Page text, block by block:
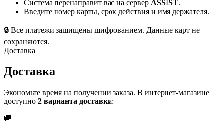
Система перенаправит вас на сервер ASSIST.
Введите номер карты, срок действия и имя держателя.
🔒 Все платежи защищены шифрованием. Данные карт не
сохраняются.
Доставка
Доставка
Экономьте время на получении заказа. В интернет-магазине
доступно 2 варианта доставки:
🚚